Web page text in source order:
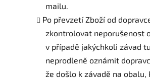
mailu.
Po převzetí Zboží od
zkontrolovat neporušenost
v případě jakýchkoli závad
neprodleně oznámit
že došlo k závadě na obalu,